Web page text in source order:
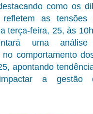
como os
refletem as tensões
terça-feira, 25, às
uma
no comportamento
apontando
a gestão